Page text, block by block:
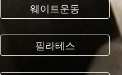
웨이트운동
필라테스